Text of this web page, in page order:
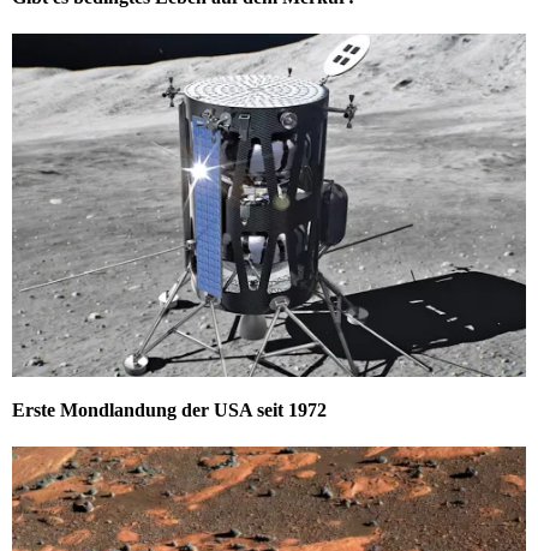
Erste Mondlandung der USA seit 1972